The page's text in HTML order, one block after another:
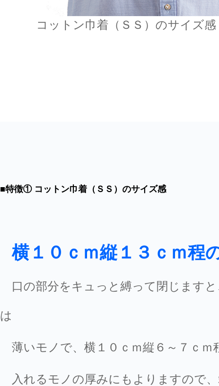
コットン巾着（ＳＳ）のサイズ
■特徴① コットン巾着（ＳＳ）のサイズ感
横１０ｃｍ縦１３ｃｍ程
口の部分をキュっと縛って閉じます
は
薄いモノで、横１０ｃｍ縦６～７ｃｍ
入れるモノの厚みにもよりますので